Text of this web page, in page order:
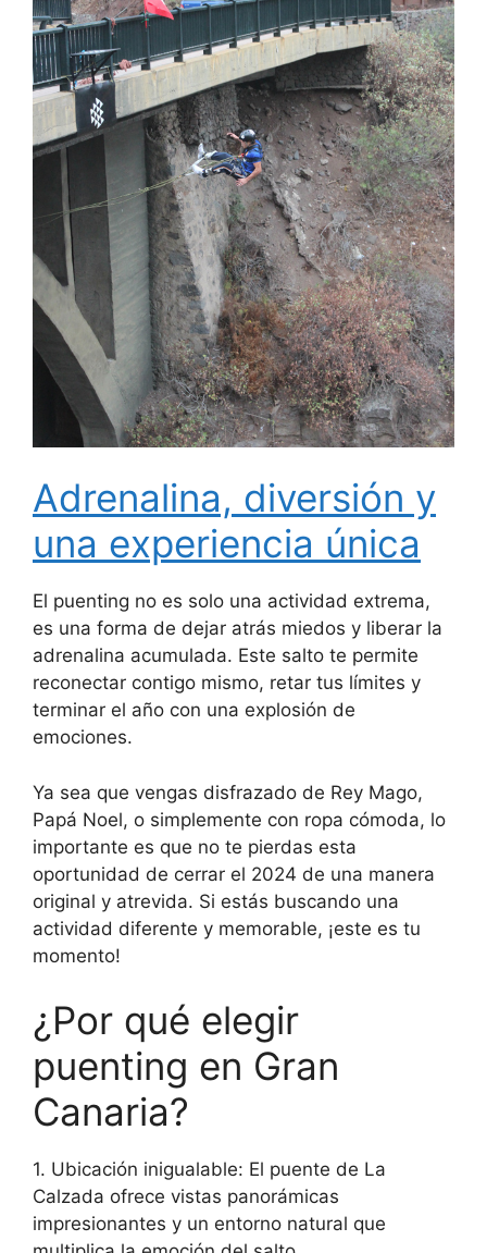
Adrenalina, diversión y
una experiencia única
El puenting no es solo una actividad extrema,
es una forma de dejar atrás miedos y liberar la
adrenalina acumulada. Este salto te permite
reconectar contigo mismo, retar tus límites y
terminar el año con una explosión de
emociones.
Ya sea que vengas disfrazado de Rey Mago,
Papá Noel, o simplemente con ropa cómoda, lo
importante es que no te pierdas esta
oportunidad de cerrar el 2024 de una manera
original y atrevida. Si estás buscando una
actividad diferente y memorable, ¡este es tu
momento!
¿Por qué elegir
puenting en Gran
Canaria?
1. Ubicación inigualable: El puente de La
Calzada ofrece vistas panorámicas
impresionantes y un entorno natural que